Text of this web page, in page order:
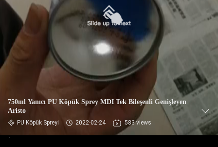
750ml Yanıcı PU Köpük Sprey MDI Tek Bileşenli Genişleyen
Aristo
PU Köpük Spreyi 2022-02-24 583 views